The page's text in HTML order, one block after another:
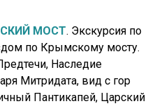
МОСТ. Экскурсия по
по Крымскому мосту.
Наследие
Митридата, вид с гор
Пантикапей, Царский